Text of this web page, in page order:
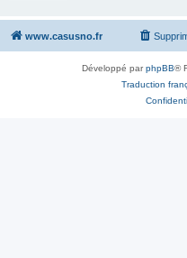
www.casusno.fr
Développé parphpBB®
Traduction